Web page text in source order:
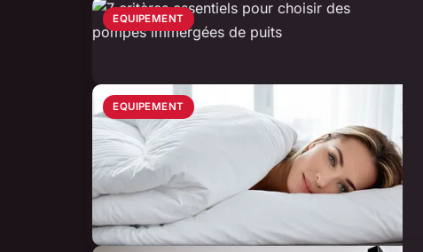
EQUIPEMENT
EQUIPEMENT